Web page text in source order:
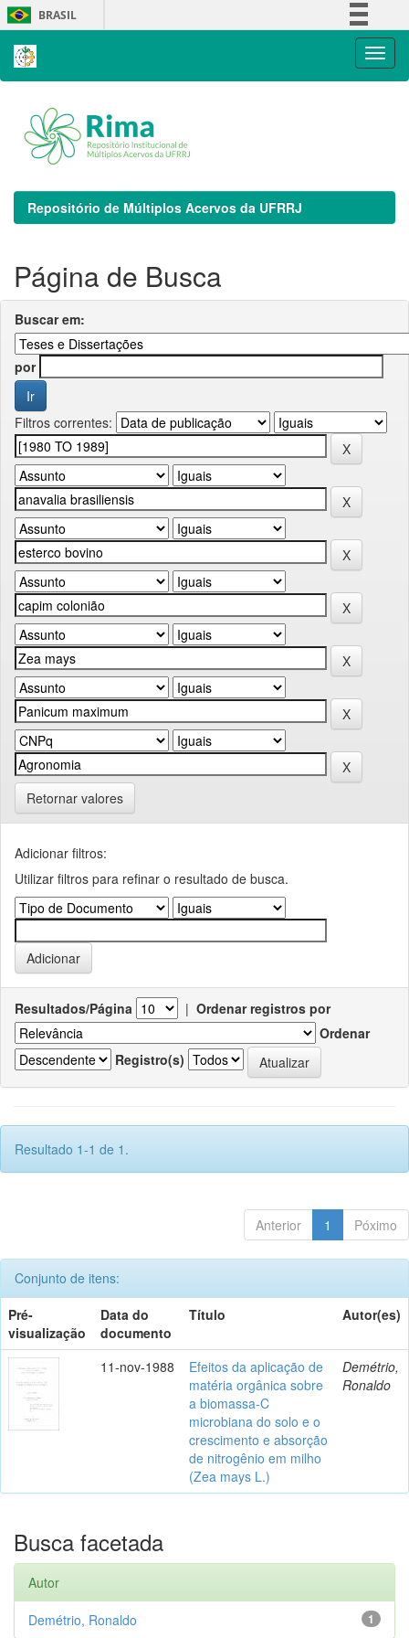
Skip
navigation
BRASIL
Repositório de Múltiplos Acervos da UFRRJ
Página de Busca
Buscar em:
por
Filtros correntes:
Retornar valores
Adicionar filtros:
Utilizar filtros para refinar o resultado de busca.
Resultados/Página | Ordenar registros por
Ordenar
Registro(s)
Resultado 1-1 de 1.
Anterior 1 Póximo
Conjunto de itens:
Pré-
visualização
Data do
documento
Título Autor(es)
11-nov-1988
Efeitos da aplicação de
matéria orgânica sobre
a biomassa-C
microbiana do solo e o
crescimento e absorção
de nitrogênio em milho
(Zea mays L.)
Demétrio,
Ronaldo
Busca facetada
Autor
1
Demétrio, Ronaldo